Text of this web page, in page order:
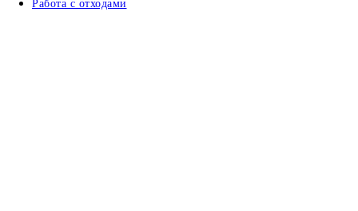
Работа с отходами